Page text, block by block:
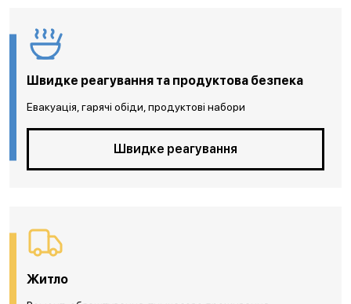
Швидке реагування та продуктова безпека
Евакуація, гарячі обіди, продуктові набори
Швидке реагування
Житло